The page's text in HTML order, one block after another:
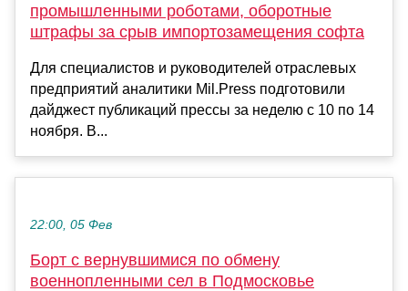
промышленными роботами, оборотные
штрафы за срыв импортозамещения софта
Для специалистов и руководителей отраслевых
предприятий аналитики Mil.Press подготовили
дайджест публикаций прессы за неделю с 10 по 14
ноября. В...
22:00, 05 Фев
Борт с вернувшимися по обмену
военнопленными сел в Подмосковье